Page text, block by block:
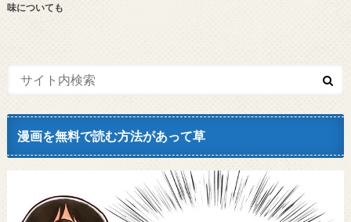
味についても
漫画を無料で読む方法があって草